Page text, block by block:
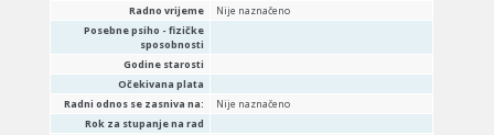
Radno vrijeme
Nije naznačeno
Posebne psiho - fizičke
sposobnosti
Godine starosti
Očekivana plata
Radni odnos se zasniva na:
Nije naznačeno
Rok za stupanje na rad